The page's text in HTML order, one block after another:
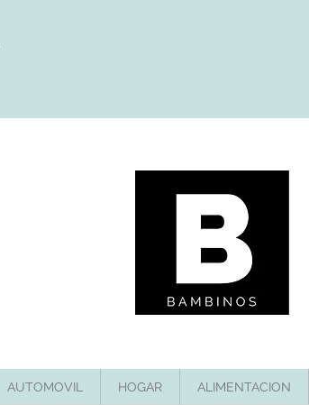
AUTOMOVIL HOGAR ALIMENTACION